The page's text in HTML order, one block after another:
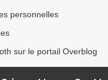
personnelles
sur le portail Overblog